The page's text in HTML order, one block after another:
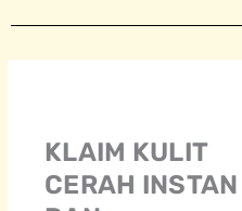
KLAIM KULIT
CERAH INSTAN